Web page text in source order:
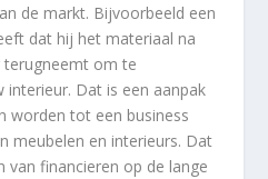
de markt. Bijvoorbeeld een
dat hij het materiaal na
terugneemt om te
interieur. Dat is een aanpak
worden tot een business
meubelen en interieurs. Dat
financieren op de lange